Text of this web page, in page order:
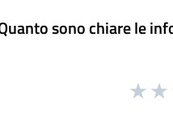
sono chiare le